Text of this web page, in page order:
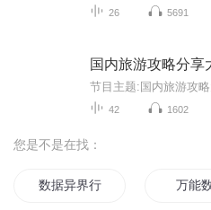
26 5691
42 1602
您是不是在找：
数据异界行 万能